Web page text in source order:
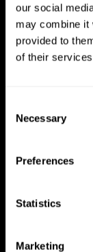
our social
may combine it
provided to
of their
Selection
Necessary
Preferences
Statistics
Marketing